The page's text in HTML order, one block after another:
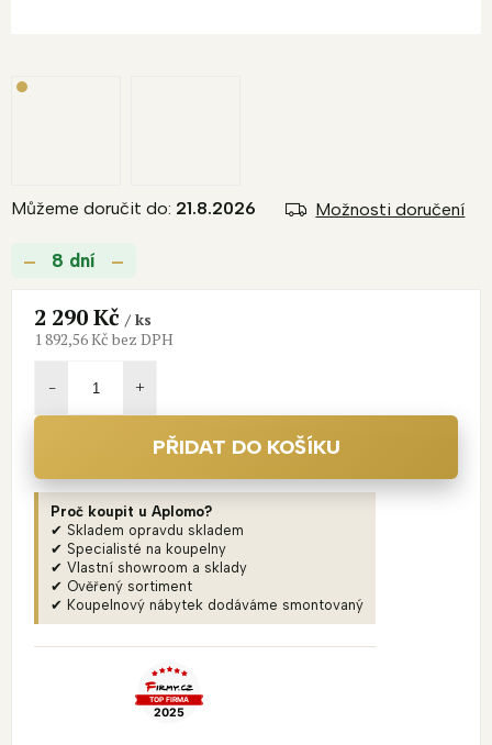
8 dní
Můžeme doručit do: 21.8.2026 Možnosti doručení
2 290 Kč/ ks
1 892,56 Kč bez DPH
PŘIDAT DO KOŠÍKU
Proč koupit u Aplomo?
✔ Skladem opravdu skladem
✔ Specialisté na koupelny
✔ Vlastní showroom a sklady
✔ Ověřený sortiment
✔ Koupelnový nábytek dodáváme smontovaný